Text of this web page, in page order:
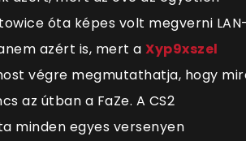
óta képes volt megverni
azért is, mert a Xyp9xszel
végre megmutathatja, hogy
az útban a FaZe. A CS2
minden egyes versenyen